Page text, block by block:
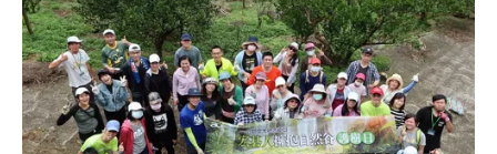
工作更加順利，環資首先請志工整理先前砍下的柑橘樹枯
枝，將這些枯枝收集到空曠處，再利用工具將分岔的枝條
切開，使其堆疊更緊密，避免佔據行走空間。多次協助自
然谷棲地維護的志工佳均表示，「每次開車到自然谷的路
上，看到路旁有許多工廠，因此想參加不同的活動以更了
解社區。未來也想買下一塊山林地，進行保育，想知道可